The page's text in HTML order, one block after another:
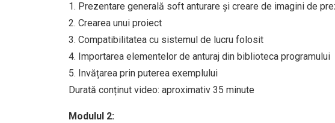
1. Prezentare generală soft anturare și creare de imagini de
2. Crearea unui proiect
3. Compatibilitatea cu sistemul de lucru folosit
4. Importarea elementelor de anturaj din biblioteca programului
5. Invățarea prin puterea exemplului
Durată conținut video: aproximativ 35 minute
Modulul 2: